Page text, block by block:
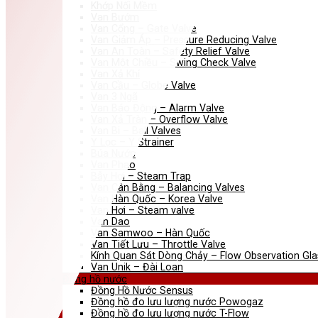
Van Cổng – Gate Valve
Van Giảm Áp – Pressure Reducing Valve
Van An Toàn – Safety Relief Valve
Van Một Chiều – Swing Check Valve
Van Cầu – Globe Valve
Van Báo Động – Alarm Valve
Van Xả Tràn – Overflow Valve
Van Bi – Ball Valves
Y Lọc – Y Strainer
Búa Nước
Van Phao
Bẫy Hơi – Steam Trap
Van Cân Bằng – Balancing Valves
Van Hàn Quốc – Korea Valve
Van Hơi – Steam valve
Van Dao
Van Samwoo – Hàn Quốc
Van Tiết Lưu – Throttle Valve
Kính Quan Sát Dòng Chảy – Flow Observation
Van Unik – Đài Loan
Đồng hồ nước
Đồng Hồ Nước Sensus
Đồng hồ đo lưu lượng nước Powogaz
Đồng hồ đo lưu lượng nước T-Flow